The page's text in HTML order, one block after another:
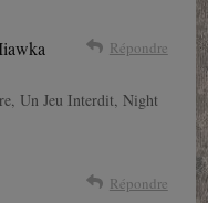
Répondre
Un Jeu Interdit, Night
Répondre